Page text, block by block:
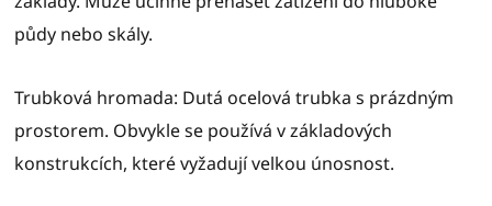
půdy nebo skály.
Trubková hromada: Dutá ocelová trubka s prázdným
prostorem. Obvykle se používá v základových
konstrukcích, které vyžadují velkou únosnost.